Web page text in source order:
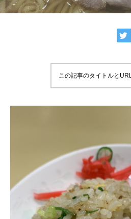
この記事のタイトルと